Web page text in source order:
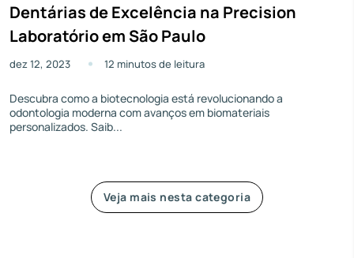
Dentárias de Excelência na Precision
Laboratório em São Paulo
dez 12, 2023 12 minutos de leitura
Descubra como a biotecnologia está revolucionando a
odontologia moderna com avanços em biomateriais
personalizados. Saib...
Veja mais nesta categoria